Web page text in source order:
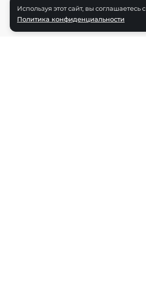
Реклама на портале
Политика конфиденциальности
Используя этот сайт, вы соглашаетесь с
Политика конфиденциальности